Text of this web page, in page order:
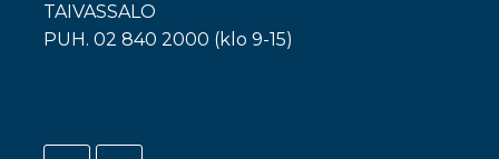
TAIVASSALO
PUH. 02 840 2000 (klo 9-15)